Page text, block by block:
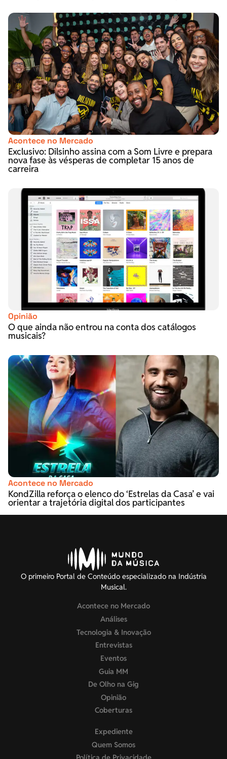
Acontece no Mercado
Exclusivo: Dilsinho assina com a Som Livre e prepara
nova fase às vésperas de completar 15 anos de
carreira
Opinião
O que ainda não entrou na conta dos catálogos
musicais?
Acontece no Mercado
KondZilla reforça o elenco do ‘Estrelas da Casa’ e vai
orientar a trajetória digital dos participantes
O primeiro Portal de Conteúdo especializado na Indústria
Musical.
Acontece no Mercado
Análises
Tecnologia & Inovação
Entrevistas
Eventos
Guia MM
De Olho na Gig
Opinião
Coberturas
Expediente
Quem Somos